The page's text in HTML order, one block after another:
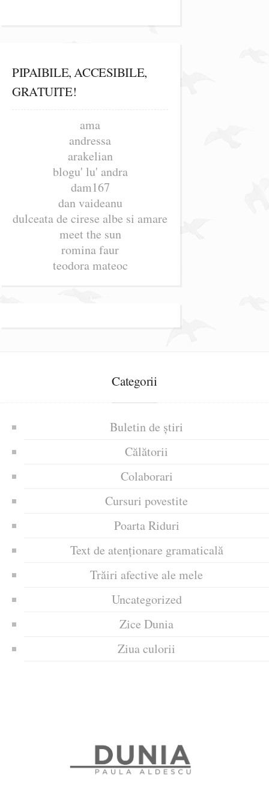
PIPAIBILE, ACCESIBILE,
GRATUITE!
ama
andressa
arakelian
blogu' lu' andra
dam167
dan vaideanu
dulceata de cirese albe si amare
meet the sun
romina faur
teodora mateoc
Categorii
Buletin de știri
Călătorii
Colaborari
Cursuri povestite
Poarta Riduri
Text de atenționare gramaticală
Trăiri afective ale mele
Uncategorized
Zice Dunia
Ziua culorii